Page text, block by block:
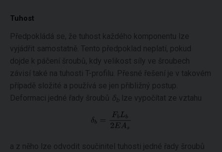
Tuhost
Předpokládá se, že tuhost každého komponentu lze
vyjádřit samostatně. Tento předpoklad neplatí, pokud
dojde k páčení šroubů, kdy velikost síly ve šroubech
závisí také na tuhosti T-profilu. Přesné řešení je v takovém
případě složité a používá se jen přibližný postup.
Deformaci jedné řady šroubů δb lze vypočítat ze vztahu
a z něho lze odvodit součinitel tuhosti jedné řady šroubů